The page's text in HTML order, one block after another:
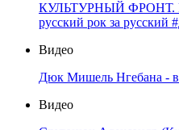
КУЛЬТУРНЫЙ ФРОНТ.
русский рок за русский
Видео
Дюк Мишель Нгебана -
Видео